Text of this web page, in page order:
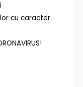
cu caracter